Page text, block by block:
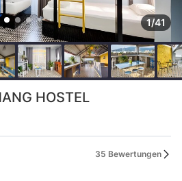
1/41
HOSTEL
35 Bewertungen